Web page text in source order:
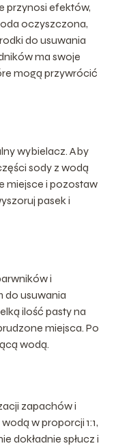
przynosi efektów,
oczyszczona,
do usuwania
ma swoje
mogą przywrócić
wybielacz. Aby
sody z wodą
miejsce i pozostaw
pasek i
i
do usuwania
ilość pasty na
miejsca. Po
wodą.
zapachów i
w proporcji 1:1,
dokładnie spłucz i